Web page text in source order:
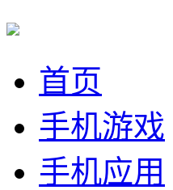
首页
手机游戏
手机应用